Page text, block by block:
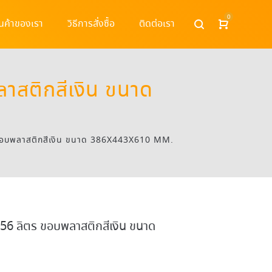
ค้าของเรา วิธีการสั่งซื้อ ติดต่อเรา
0
สติกสีเงิน ขนาด
พลาสติกสีเงิน ขนาด 386X443X610 MM.
ลิตร ขอบพลาสติกสีเงิน ขนาด